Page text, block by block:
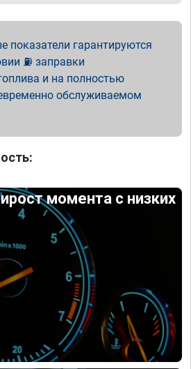
показатели гарантируются
⛽ заправки
и на полностью
обслуживаемом
момента с низких